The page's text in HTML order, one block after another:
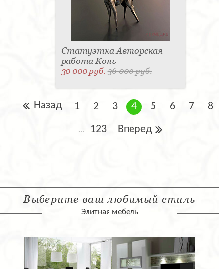
Статуэтка Авторская
работа Конь
30 000 руб.36 000 руб.
Назад 1 2 3 4 5 6 7 8
... 123 Вперед
Выберите ваш любимый стиль
Элитная мебель